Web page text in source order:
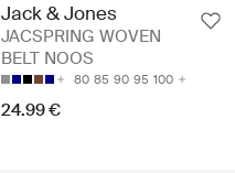
Jack & Jones
JACSPRING WOVEN
BELT NOOS
80 85 90 95 100
24.99 €